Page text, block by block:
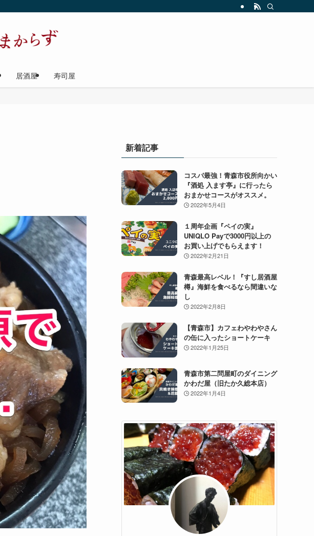
居酒屋 寿司屋
新着記事
コスパ最強！青森市役所向かい
『酒処 入ます亭』に行ったら
おまかせコースがオススメ。
2022年5月4日
１周年企画『ペイの実』
UNIQLO Payで3000円以上の
お買い上げでもらえます！
2022年2月21日
青森最高レベル！『すし居酒屋
樽』海鮮を食べるなら間違いな
し
2022年2月8日
【青森市】カフェわやわやさん
の缶に入ったショートケーキ
2022年1月25日
青森市第二問屋町のダイニング
かわだ屋（旧たか久総本店）
2022年1月4日